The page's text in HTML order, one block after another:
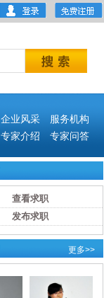
企业风采
服务机构
专家介绍 专家问答
查看求职
发布求职
更多>>